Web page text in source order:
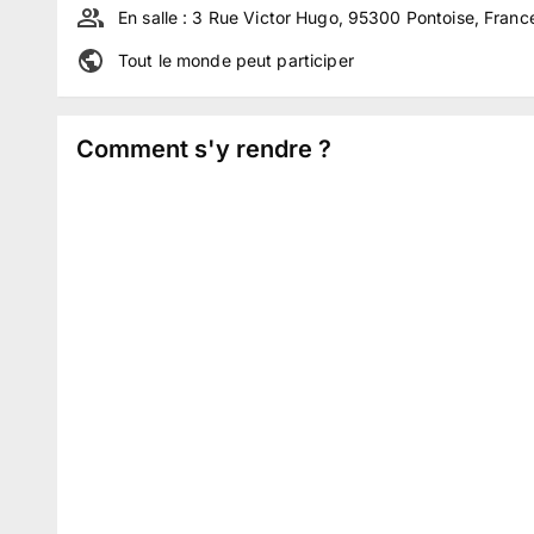
En salle : 3 Rue Victor Hugo, 95300 Pontoise,
Tout le monde peut participer
Comment s'y rendre ?